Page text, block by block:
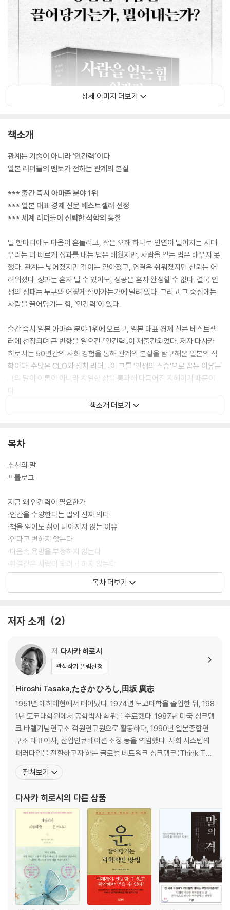
상세 이미지 더보기
책소개
관계는 기술이 아니라 ‘인간력’이다
일본 리더들의 멘토가 전하는 관계의 본질
*** 출간 즉시 아마존 분야 1위
*** 일본 대표 경제 신문 베스트셀러 선정
*** 세계 리더들이 신뢰한 석학의 통찰
말 한마디에도 마음이 흔들리고, 작은 오해 하나로 인연이 멀어지는 시대.
우리는 더 빠르게 성과를 내는 법은 배웠지만, 사람을 얻는 법은 배우지 못
했다. 관계는 넓어졌지만 깊이는 얕아졌고, 연결은 쉬워졌지만 신뢰는 어
려워졌다. 성과는 혼자 낼 수 있어도, 성공은 혼자 완성할 수 없다. 결국 인
생의 성패는 누구와 어떻게 살아가는가에 달려 있다. 그리고 그 중심에는
사람을 끌어당기는 힘, ‘인간력’이 있다.
출간 즉시 일본 아마존 분야 1위에 오르고, 일본 대표 경제 신문 베스트셀
러에 선정되며 큰 반향을 일으킨 『인간력』이 재출간되었다. 저자 다사카
히로시는 50년간의 사회 경험을 통해 관계의 본질을 탐구해온 일본의 석
학이다. 수많은 CEO와 정치 리더들이 그를 ‘인생의 스승’으로 꼽는 이유는
그의 말이 이론이 아니라 치열한 삶을 통과해 다듬어진 지혜이기 때문이
다.
이 책은 관계를 지속시키는 사람의 태도와 깊이를 이야기한다. 왜 어떤 사
가. 저자는 그 차이를 ‘인간력’에서 찾는다. 사람을 남기는 힘이 결국 인생
스스로를 다듬고 길러야 할 역량이다. 그리고 그 힘은 개인의 삶을 넘어 조
직의 문화와 사회의 방향까지 움직이는 긍정적인 동력이 된다.
책소개 더보기
목차
추천의 말
프롤로그
지금 왜 인간력이 필요한가
·인간을 수양한다는 말의 진짜 의미
·책을 읽어도 삶이 나아지지 않는 이유
·안다고 변하지 않는다
·마음속 욕망을 부정하지 않는다
·한결같은 사람이 되려고 하지 않는다
·타인과의 만남은 모두 당신을 위해 주어졌다
·완벽해지면 호감을 얻을 수 있을까
·부족해도 다가가고 싶은 사람들의 비밀
·잘못을 고치지 않아도 관계는 달라진다
·마음은 말보다 먼저 닿는다
마음 습관 둘.
먼저 말을 걸고 눈을 맞춘다
·관계를 타인의 몫으로 남겨 두지 말 것
·화해하는 순간은 더 깊어지는 순간이다
·마음이 부딪치지 않는 인생이 꼭 좋은 인생은 아니다
·인간관계가 나빠지는 진짜 이유
마음 습관 셋.
마음속 작은 자아를 바라본다
·왜 우리는 자신의 잘못을 인정할 수 없을까
·‘큰 자아’와 ‘작은 자아’는 늘 싸운다
·진짜 자신감이 없으면 겸허해질 수 없다
·경쟁에서 이긴다고 자신감이 생기지 않는다
·진짜 강하지 않으면 감사할 수 없다
·‘진짜 자신감’과 ‘진짜 강인함’을 기르는 법
·떠안는 마음이 진짜를 만든다
목차 더보기
저자 소개 2
저 다사카 히로시
관심작가 알림신청
Hiroshi Tasaka,たさか ひろし,田坂 廣志
1951년 에히메현에서 태어났다. 1974년 도쿄대학을 졸업한 뒤, 198
1년 도쿄대학원에서 공학박사 학위를 수료했다. 1987년 미국 싱크탱
크 바텔기념연구소 객원연구원으로 활동하다, 1990년 일본총합연
구소 대표이사, 산업인큐베이션 소장 등을 역임했다. 사회 시스템의
패러다임을 전환하고자 하는 글로벌 네트워크 싱크탱크(Think Tan
k)인 '소피아뱅크(Sophia Bank)'의 설립했다. 저명 기업인, 학자,
정치가 등이 모여 세계경제에 대해 논의하고 연구하는 '세계경제포
평의원이며, 달라이 라
펼쳐보기
다사카 히로시 의 다른 상품